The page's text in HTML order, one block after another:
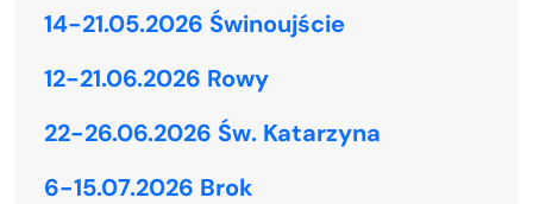
14-21.05.2026 Świnoujście
12-21.06.2026 Rowy
22-26.06.2026 Św. Katarzyna
6-15.07.2026 Brok